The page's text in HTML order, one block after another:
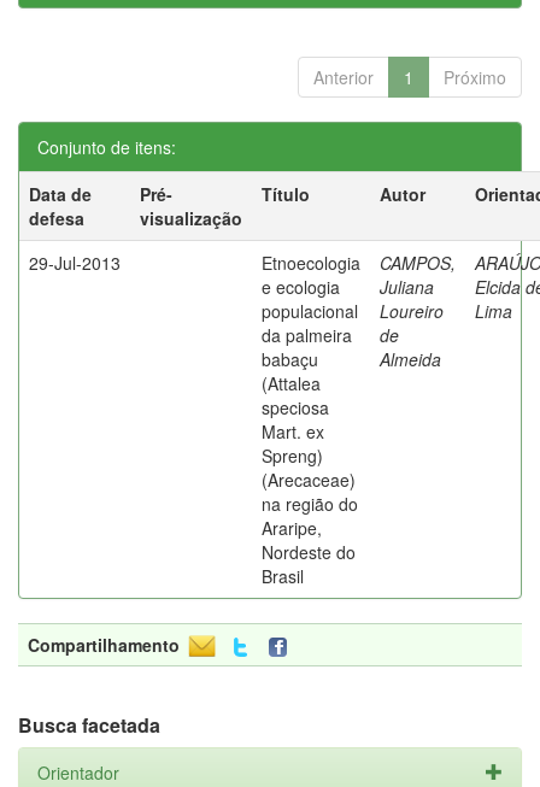
Anterior 1 Próximo
Conjunto de itens:
Data de
defesa
Pré-
visualização
Título Autor
29-Jul-2013
Etnoecologia
e ecologia
populacional
da palmeira
babaçu
(Attalea
speciosa
Mart. ex
Spreng)
(Arecaceae)
na região do
Araripe,
Nordeste do
Brasil
CAMPOS,
Juliana
Loureiro
de
Almeida
Elcida
Lima
Compartilhamento
Busca facetada
Orientador